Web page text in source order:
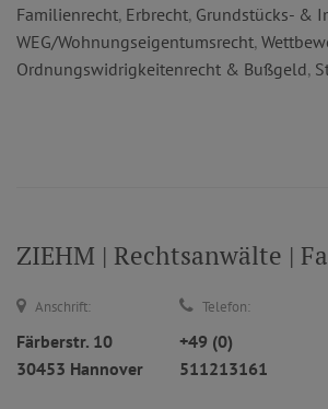
Familienrecht, Erbrecht, Grundstücks- &
WEG/Wohnungseigentumsrecht,
Ordnungswidrigkeitenrecht & Bußgeld,
ZIEHM | Rechtsanwälte |
Anschrift:
Färberstr. 10
30453 Hannover
Telefon:
+49 (0)
511213161